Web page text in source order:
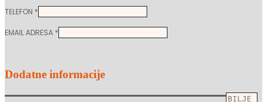
TELEFON *
EMAIL ADRESA *
Dodatne informacije